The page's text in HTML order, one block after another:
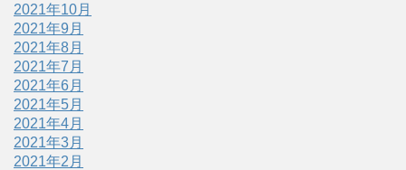
2021年10月
2021年9月
2021年8月
2021年7月
2021年6月
2021年5月
2021年4月
2021年3月
2021年2月